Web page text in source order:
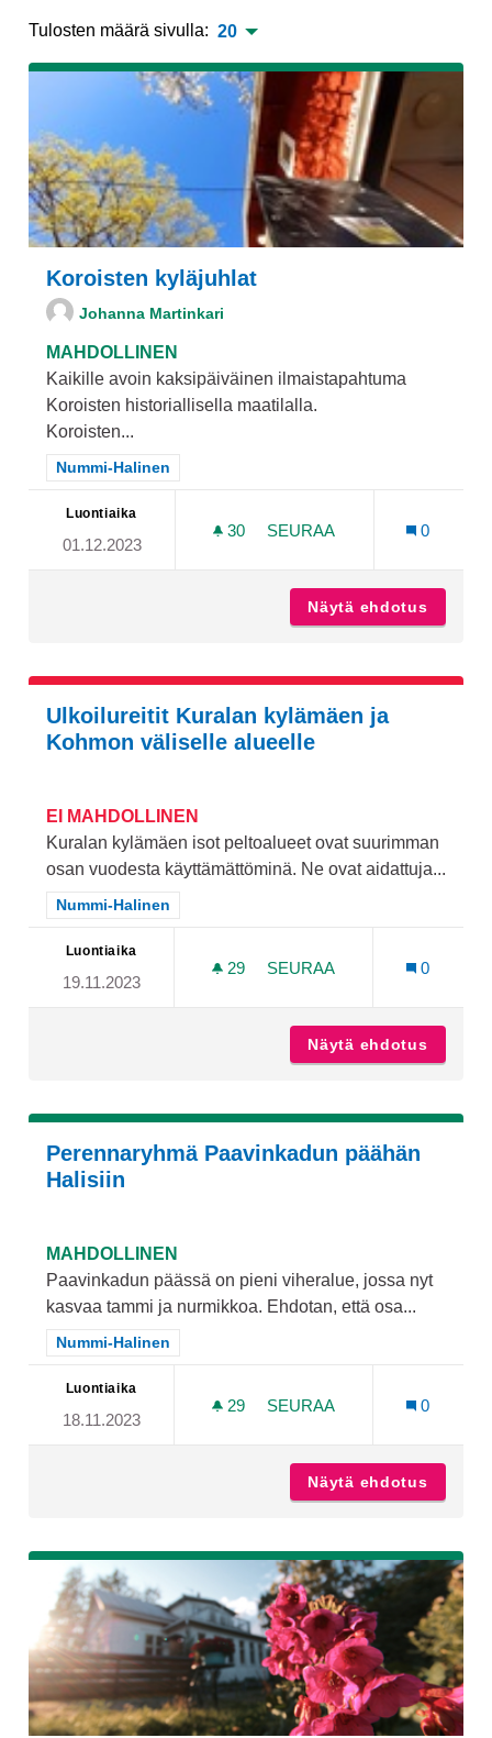
Tulosten määrä sivulla: 20
Koroisten kyläjuhlat
Johanna Martinkari
MAHDOLLINEN
Kaikille avoin kaksipäiväinen ilmaistapahtuma
Koroisten historiallisella maatilalla.
Koroisten...
Rajaa tulokset teeman mukaan: Nummi-Halinen
Nummi-Halinen
Luontiaika
01.12.2023
30 30 SEURAAJAA
SEURAA
0
Näytä ehdotus
Ulkoilureitit Kuralan kylämäen ja
Kohmon väliselle alueelle
EI MAHDOLLINEN
Kuralan kylämäen isot peltoalueet ovat suurimman
osan vuodesta käyttämättöminä. Ne ovat aidattuja...
Rajaa tulokset teeman mukaan: Nummi-Halinen
Nummi-Halinen
Luontiaika
19.11.2023
29 29 SEURAAJAA
SEURAA
0
Näytä ehdotus
Perennaryhmä Paavinkadun päähän
Halisiin
MAHDOLLINEN
Paavinkadun päässä on pieni viheralue, jossa nyt
kasvaa tammi ja nurmikkoa. Ehdotan, että osa...
Rajaa tulokset teeman mukaan: Nummi-Halinen
Nummi-Halinen
Luontiaika
18.11.2023
29 29 SEURAAJAA
SEURAA
0
Näytä ehdotus